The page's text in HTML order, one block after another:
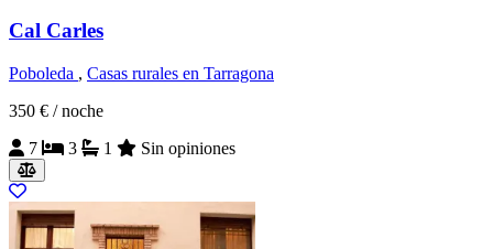
Cal Carles
Poboleda , Casas rurales en Tarragona
350 € / noche
7
3 1 Sin opiniones